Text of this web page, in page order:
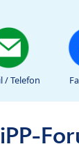
/ Telefon